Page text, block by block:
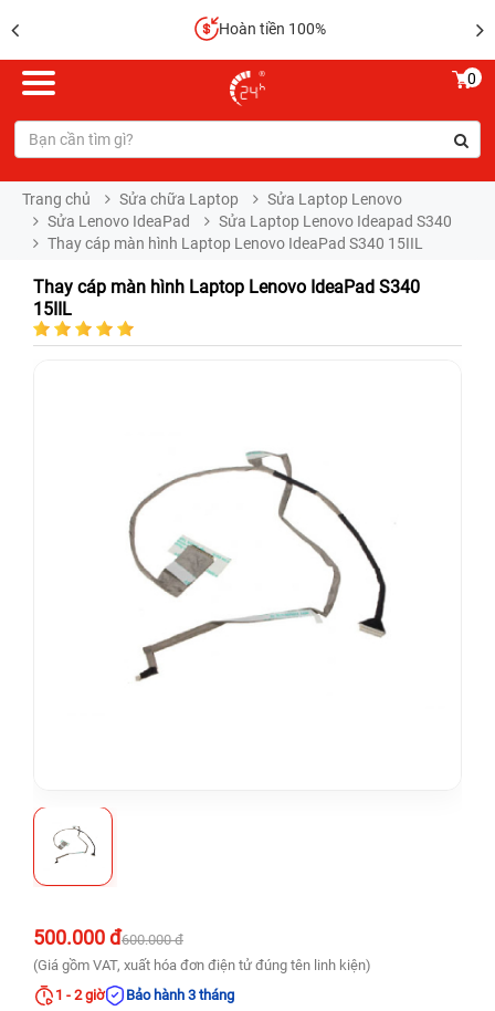
Hoàn tiền 100%
0
Trang chủ Sửa chữa Laptop
Sửa Laptop Lenovo
Sửa Lenovo IdeaPad
Sửa Laptop Lenovo Ideapad S340
Thay cáp màn hình Laptop Lenovo IdeaPad S340 15IIL
Thay cáp màn hình Laptop Lenovo IdeaPad S340
15IIL
500.000 đ600.000 đ
(Giá gồm VAT, xuất hóa đơn điện tử đúng tên linh kiện)
1 - 2 giờ
Bảo hành 3 tháng